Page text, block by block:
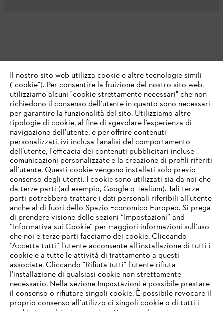
IHR BROWSER WIRD NICHT
UNTERSTÜTZT
Sie nutzen einen Browser, den wir noch nicht unterstützen. Für
eine optimale Nutzung unserer Seite empfehlen wir Ihnen, zu
einem der folgenden Browser zu wechseln:
Il nostro sito web utilizza cookie e altre tecnologie simili
("cookie"). Per consentire la fruizione del nostro sito web,
utilizziamo alcuni "cookie strettamente necessari" che non
richiedono il consenso dell’utente in quanto sono necessari
per garantire la funzionalità del sito. Utilizziamo altre
tipologie di cookie, al fine di agevolare l’esperienza di
navigazione dell’utente, e per offrire contenuti
personalizzati, ivi inclusa l'analisi del comportamento
dell’utente, l'efficacia dei contenuti pubblicitari incluse
comunicazioni personalizzate e la creazione di profili riferiti
all’utente. Questi cookie vengono installati solo previo
consenso degli utenti. I cookie sono utilizzati sia da noi che
da terze parti (ad esempio, Google o Tealium). Tali terze
parti potrebbero trattare i dati personali riferibili all’utente
anche al di fuori dello Spazio Economico Europeo. Si prega
di prendere visione delle sezioni “Impostazioni” and
“Informativa sui Cookie” per maggiori informazioni sull’uso
che noi e terze parti facciamo dei cookie. Cliccando
“Accetta tutti” l’utente acconsente all’installazione di tutti i
cookie e a tutte le attività di trattamento a questi
associate. Cliccando "Rifiuta tutti" l’utente rifiuta
l’installazione di qualsiasi cookie non strettamente
necessario. Nella sezione Impostazioni è possibile prestare
il consenso o rifiutare singoli cookie. È possibile revocare il
proprio consenso all'utilizzo di singoli cookie o di tutti i